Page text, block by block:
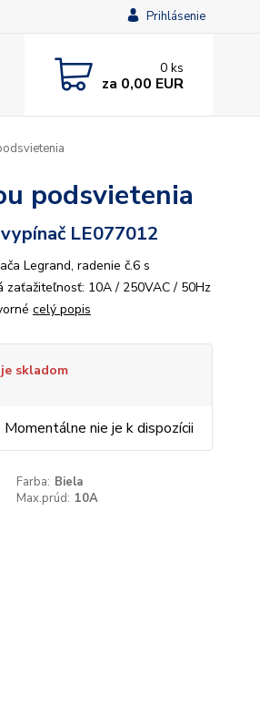
Prihlásenie
0 ks
za 0,00 EUR
podsvietenia
LE077012
Legrand, radenie č.6 s
zaťažiteľnosť: 10A / 250VAC / 50Hz
celý popis
skladom
Momentálne nie je k dispozícii
Farba: Biela
Max.prúd: 10A